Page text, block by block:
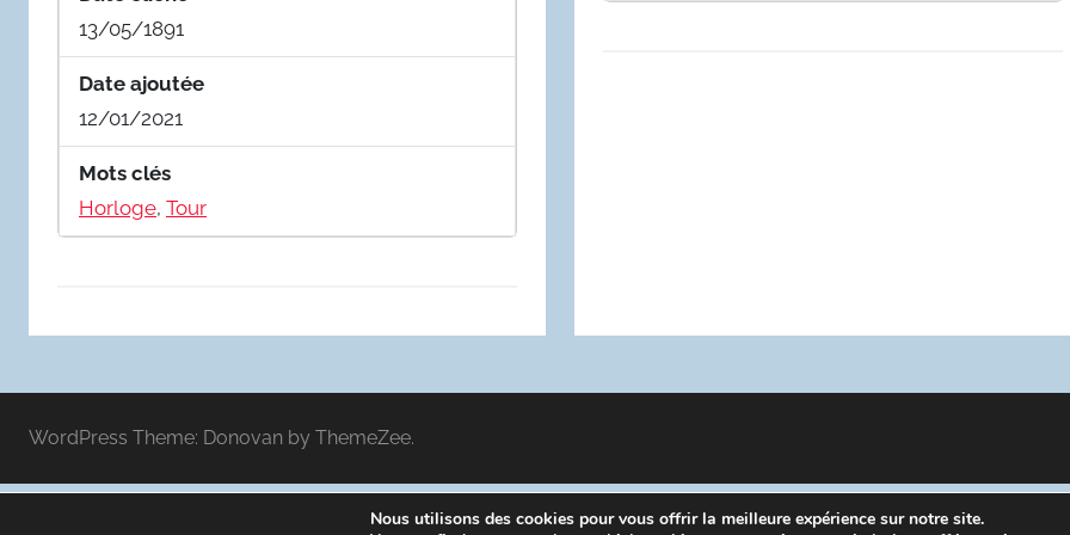
13/05/1891
Date ajoutée
12/01/2021
Mots clés
Horloge, Tour
WordPress Theme: Donovan by ThemeZee.
Nous utilisons des cookies pour vous offrir la meilleure expérience sur notre site.